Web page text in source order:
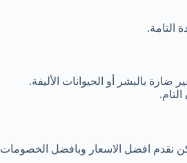
التامة.
ضارة بالبشر أو الحيوانات الأليفة.
نقدم افضل الاسعار وبافضل الخصومات